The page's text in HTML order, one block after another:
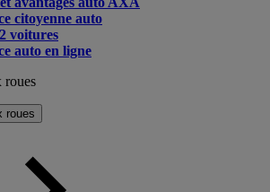
citoyenne auto
voitures
auto en ligne
roues
roues